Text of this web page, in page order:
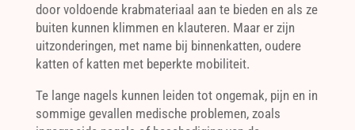
door voldoende krabmateriaal aan te bieden en als ze
buiten kunnen klimmen en klauteren. Maar er zijn
uitzonderingen, met name bij binnenkatten, oudere
katten of katten met beperkte mobiliteit.
Te lange nagels kunnen leiden tot ongemak, pijn en in
sommige gevallen medische problemen, zoals